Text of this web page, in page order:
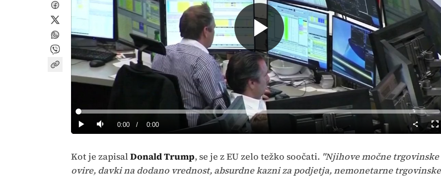
Predvajaj
PredvajajTiho Current
0:00 / Duration
0:00
Loaded:
0%
Kot je zapisalDonald Trump, se je z EU zelo težko soočati. "Njihove močne trgovinske
ovire, davki na dodano vrednost, absurdne kazni za podjetja, nemonetarne trgovinske